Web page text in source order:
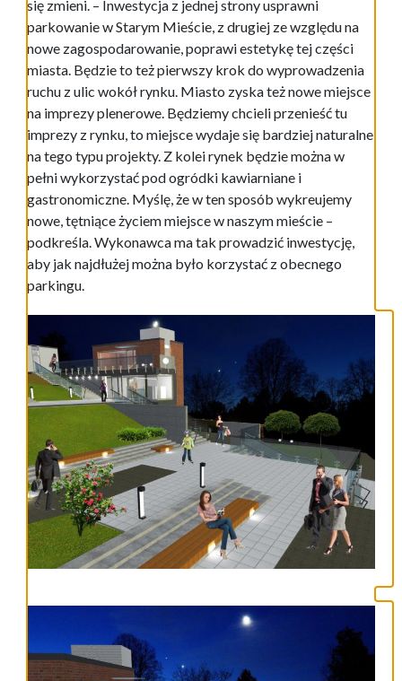
się zmieni. – Inwestycja z jednej strony usprawni
parkowanie w Starym Mieście, z drugiej ze względu na
nowe zagospodarowanie, poprawi estetykę tej części
miasta. Będzie to też pierwszy krok do wyprowadzenia
ruchu z ulic wokół rynku. Miasto zyska też nowe miejsce
na imprezy plenerowe. Będziemy chcieli przenieść tu
imprezy z rynku, to miejsce wydaje się bardziej naturalne
na tego typu projekty. Z kolei rynek będzie można w
pełni wykorzystać pod ogródki kawiarniane i
gastronomiczne. Myślę, że w ten sposób wykreujemy
nowe, tętniące życiem miejsce w naszym mieście –
podkreśla. Wykonawca ma tak prowadzić inwestycję,
aby jak najdłużej można było korzystać z obecnego
parkingu.